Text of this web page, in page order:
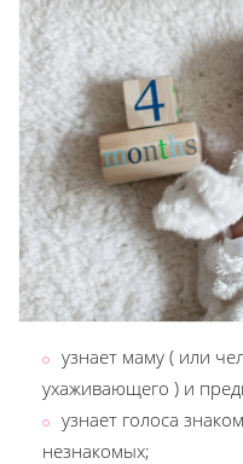
узнает маму ( или
ухаживающего ) и
узнает голоса
незнакомых;